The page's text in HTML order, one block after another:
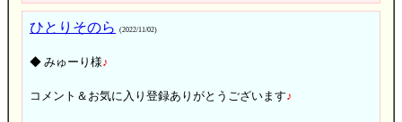
ひとりそのら (2022/11/02)
◆ みゅーり様♪
コメント＆お気に入り登録ありがとうございます♪